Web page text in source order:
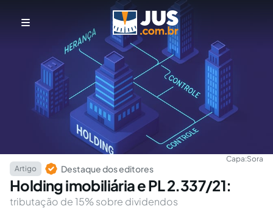
Capa:Sora
Artigo
Destaque dos editores
Holding imobiliária e PL 2.337/21:
tributação de 15% sobre dividendos